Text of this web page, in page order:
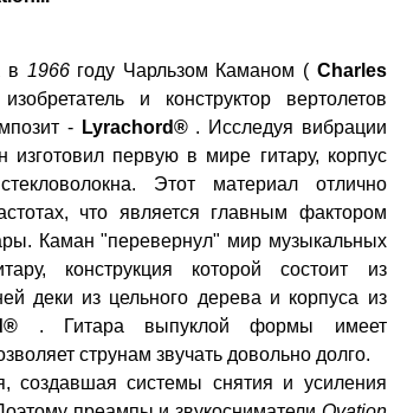
в 1966году Чарльзом Каманом ( Charles
и конструктор вертолетов
- Lyrachord®. Исследуя вибрации
изготовил первую в мире гитару, корпус
Этот материал отлично
что является главным фактором
Каман "перевернул" мир музыкальных
конструкция которой состоит из
деки из цельного дерева и корпуса из
. Гитара выпуклой формы имеет
струнам звучать довольно долго.
создавшая системы снятия и усиления